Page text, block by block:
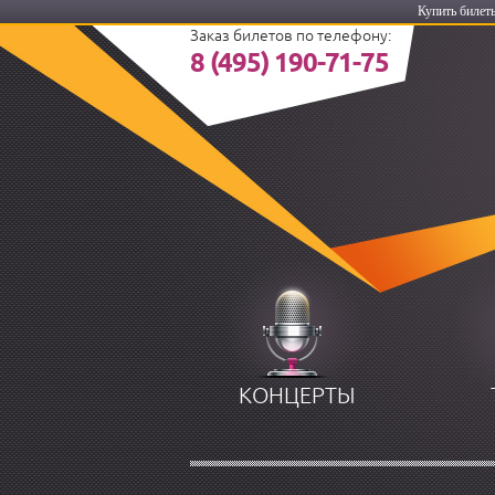
Купить
Заказ билетов по телефону:
8 (495) 190-71-75
КОНЦЕРТЫ